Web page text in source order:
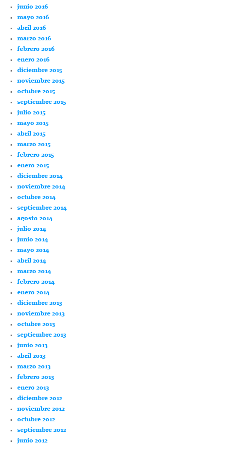
junio 2016
mayo 2016
abril 2016
marzo 2016
febrero 2016
enero 2016
diciembre 2015
noviembre 2015
octubre 2015
septiembre 2015
julio 2015
mayo 2015
abril 2015
marzo 2015
febrero 2015
enero 2015
diciembre 2014
noviembre 2014
octubre 2014
septiembre 2014
agosto 2014
julio 2014
junio 2014
mayo 2014
abril 2014
marzo 2014
febrero 2014
enero 2014
diciembre 2013
noviembre 2013
octubre 2013
septiembre 2013
junio 2013
abril 2013
marzo 2013
febrero 2013
enero 2013
diciembre 2012
noviembre 2012
octubre 2012
septiembre 2012
junio 2012